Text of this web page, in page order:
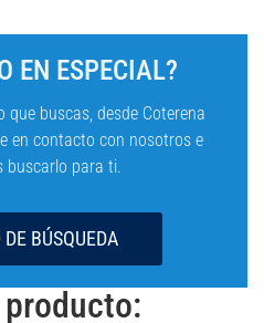
EN ESPECIAL?
que buscas, desde Coterena
en contacto con nosotros e
buscarlo para ti.
BÚSQUEDA